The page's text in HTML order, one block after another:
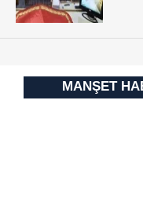
MANŞET